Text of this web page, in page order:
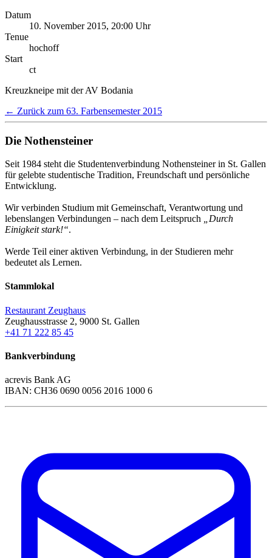
Datum
10. November 2015, 20:00 Uhr
Tenue
hochoff
Start
ct
Kreuzkneipe mit der AV Bodania
← Zurück zum 63. Farbensemester 2015
Die Nothensteiner
Seit 1984 steht die Studentenverbindung Nothensteiner in St. Gallen
für gelebte studentische Tradition, Freundschaft und persönliche
Entwicklung.
Wir verbinden Studium mit Gemeinschaft, Verantwortung und
lebenslangen Verbindungen – nach dem Leitspruch
„Durch
Einigkeit stark!“.
Werde Teil einer aktiven Verbindung, in der Studieren mehr
bedeutet als Lernen.
Stammlokal
Restaurant Zeughaus
Zeughausstrasse 2, 9000 St. Gallen
+41 71 222 85 45
Bankverbindung
acrevis Bank AG
IBAN: CH36 0690 0056 2016 1000 6